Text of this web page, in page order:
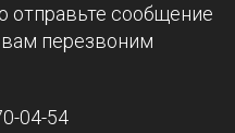
отправьте сообщение
перезвоним
04-54